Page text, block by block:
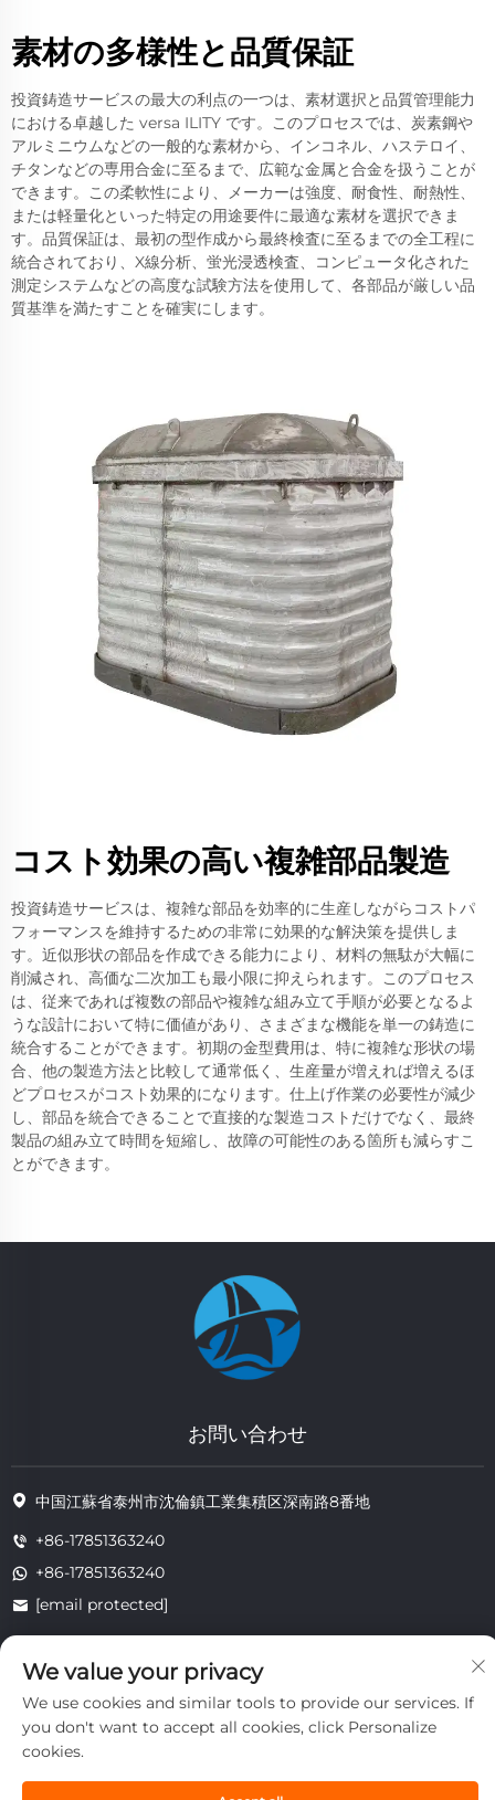
素材の多様性と品質保証
投資鋳造サービスの最大の利点の一つは、素材選択と品質管理能力
における卓越した versa ILITY です。このプロセスでは、炭素鋼や
アルミニウムなどの一般的な素材から、インコネル、ハステロイ、
チタンなどの専用合金に至るまで、広範な金属と合金を扱うことが
できます。この柔軟性により、メーカーは強度、耐食性、耐熱性、
または軽量化といった特定の用途要件に最適な素材を選択できま
す。品質保証は、最初の型作成から最終検査に至るまでの全工程に
統合されており、X線分析、蛍光浸透検査、コンピュータ化された
測定システムなどの高度な試験方法を使用して、各部品が厳しい品
質基準を満たすことを確実にします。
コスト効果の高い複雑部品製造
投資鋳造サービスは、複雑な部品を効率的に生産しながらコストパ
フォーマンスを維持するための非常に効果的な解決策を提供しま
す。近似形状の部品を作成できる能力により、材料の無駄が大幅に
削減され、高価な二次加工も最小限に抑えられます。このプロセス
は、従来であれば複数の部品や複雑な組み立て手順が必要となるよ
うな設計において特に価値があり、さまざまな機能を単一の鋳造に
統合することができます。初期の金型費用は、特に複雑な形状の場
合、他の製造方法と比較して通常低く、生産量が増えれば増えるほ
どプロセスがコスト効果的になります。仕上げ作業の必要性が減少
し、部品を統合できることで直接的な製造コストだけでなく、最終
製品の組み立て時間を短縮し、故障の可能性のある箇所も減らすこ
とができます。
お問い合わせ
中国江蘇省泰州市沈倫鎮工業集積区深南路8番地
+86-17851363240
+86-17851363240
[email protected]
著作権 © 2025 江蘇省通州耐熱技術有限公司。すべての権利は留保されま
す。
プライバシー
We value your privacy
We use cookies and similar tools to provide our services. If
you don't want to accept all cookies, click Personalize
cookies.